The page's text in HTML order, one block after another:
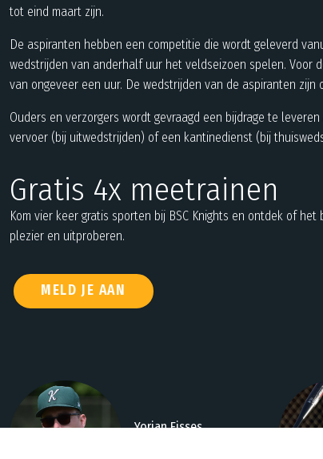
tot eind maart zijn.
De aspiranten hebben een competitie die wordt geleverd
wedstrijden van anderhalf uur het veldseizoen spelen. Voor
van ongeveer een uur. De wedstrijden van de aspiranten zijn
Ouders en verzorgers wordt gevraagd een bijdrage te
vervoer (bij uitwedstrijden) of een kantinedienst (bij
Gratis 4x meetrainen
Kom vier keer gratis sporten bij BSC Knights en ontdek of
plezier en uitproberen.
MELD JE AAN
Yorian Eisses